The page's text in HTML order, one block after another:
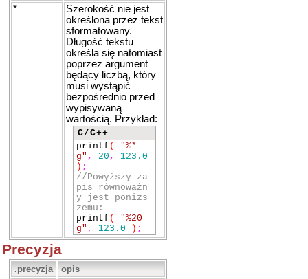
*
Szerokość nie jest
określona przez tekst
sformatowany.
Długość tekstu
określa się natomiast
poprzez argument
będący liczbą, który
musi wystąpić
bezpośrednio przed
wypisywaną
wartością. Przykład:
C/C++
printf (
"%*
g" , 20 ,
123.0
) ;
//Powyższy za
pis równoważn
y jest poniżs
zemu:
printf (
"%20
g" , 123.0 ) ;
Precyzja
.precyzja opis